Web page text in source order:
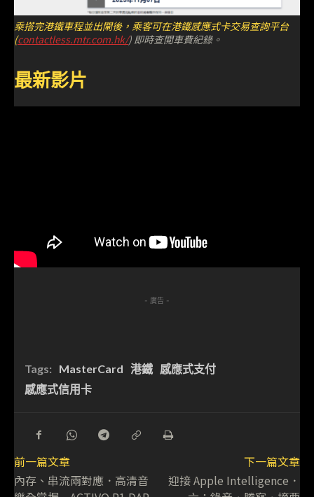
乘搭完港鐵車程並出閘後，乘客可在港鐵感應式卡交易查詢平台
(contactless.mtr.com.hk/) 即時查閲車費紀錄。
最新影片
- 廣告 -
Tags: MasterCard 港鐵 感應式支付
感應式信用卡
前一篇文章
內存、串流兩對應．高清音
下一篇文章
迎接 Apple Intelligence．